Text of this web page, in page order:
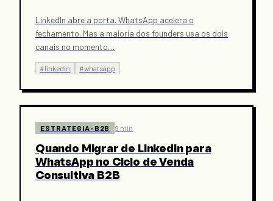
LinkedIn abre a porta. WhatsApp acelera o
fechamento. Mas a maioria dos founders usa os dois
canais no momento…
#linkedin #whatsapp
ESTRATEGIA-B2B 9 min
Quando Migrar de LinkedIn para
WhatsApp no Ciclo de Venda
Consultiva B2B